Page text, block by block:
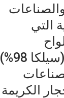
التي
الإلكترونية والخلايا والعواكس الكهروضوئية من الرمال البيضا (سيلكا 98%)
الكريمة